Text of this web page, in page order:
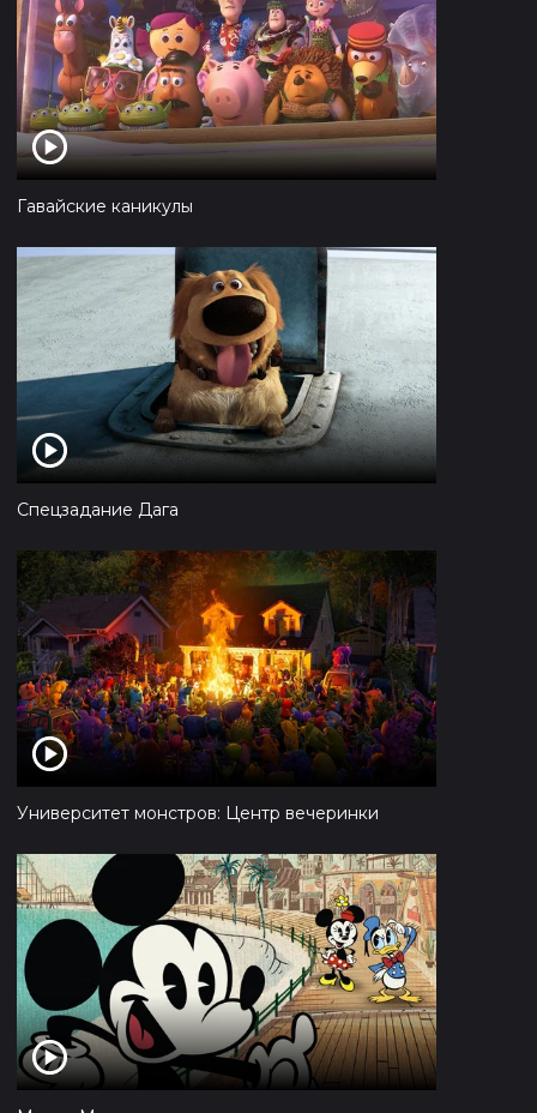
Гавайские каникулы
Спецзадание Дага
Университет монстров: Центр вечеринки